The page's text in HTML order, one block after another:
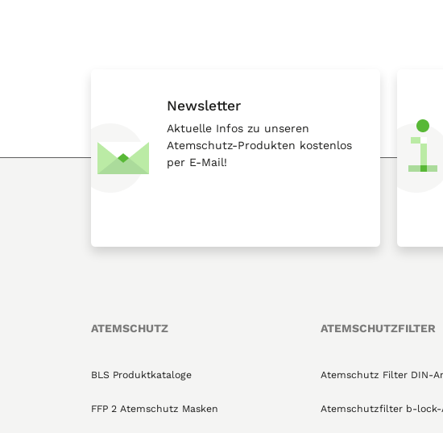
Newsletter
Aktuelle Infos zu unseren
Atemschutz-Produkten kostenlos
per E-Mail!
ATEMSCHUTZ
BLS Produktkataloge
FFP 2 Atemschutz Masken
ATEMSCHUTZFILTER
Atemschutz Filter DIN-
Atemschutzfilter b-lock-